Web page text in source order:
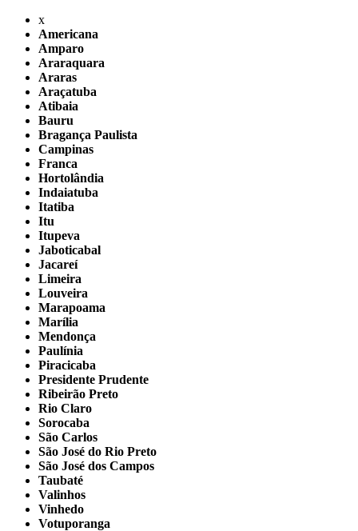
x
Americana
Amparo
Araraquara
Araras
Araçatuba
Atibaia
Bauru
Bragança Paulista
Campinas
Franca
Hortolândia
Indaiatuba
Itatiba
Itu
Itupeva
Jaboticabal
Jacareí
Limeira
Louveira
Marapoama
Marília
Mendonça
Paulínia
Piracicaba
Presidente Prudente
Ribeirão Preto
Rio Claro
Sorocaba
São Carlos
São José do Rio Preto
São José dos Campos
Taubaté
Valinhos
Vinhedo
Votuporanga